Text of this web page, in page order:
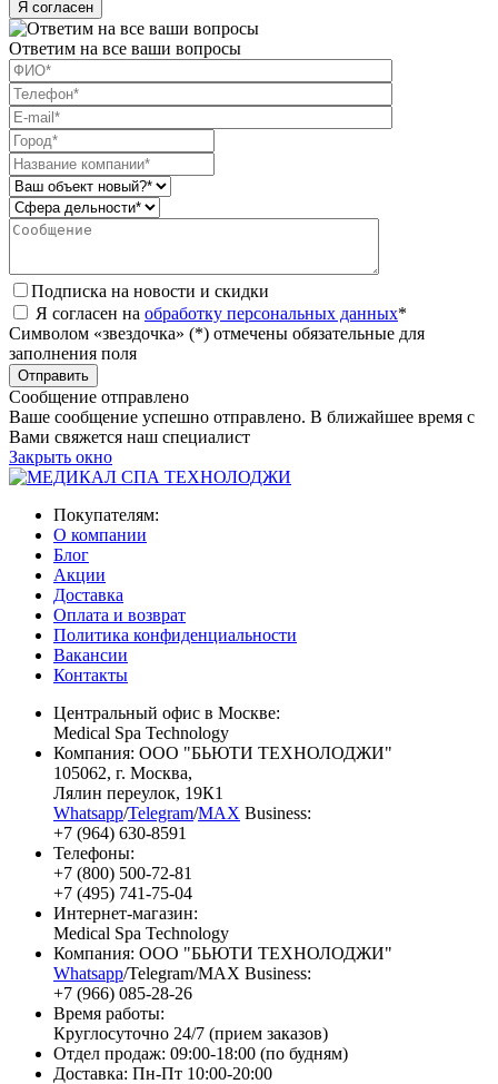
Я согласен
Ответим на все ваши вопросы
Подписка на новости и скидки
Я согласен на обработку персональных данных*
Символом «звездочка» (*) отмечены обязательные для
заполнения поля
Сообщение отправлено
Ваше сообщение успешно отправлено. В ближайшее время с
Вами свяжется наш специалист
Закрыть окно
Покупателям:
О компании
Блог
Акции
Доставка
Оплата и возврат
Политика конфиденциальности
Вакансии
Контакты
Центральный офис в Москве:
Medical Spa Technology
Компания: ООО "БЬЮТИ ТЕХНОЛОДЖИ"
105062, г. Москва,
Лялин переулок, 19К1
Whatsapp/Telegram/MAX Business:
+7 (964) 630-8591
Телефоны:
+7 (800) 500-72-81
+7 (495) 741-75-04
Интернет-магазин:
Medical Spa Technology
Компания: ООО "БЬЮТИ ТЕХНОЛОДЖИ"
Whatsapp/Telegram/MAX Business:
+7 (966) 085-28-26
Время работы:
Круглосуточно 24/7 (прием заказов)
Отдел продаж: 09:00-18:00 (по будням)
Доставка: Пн-Пт 10:00-20:00